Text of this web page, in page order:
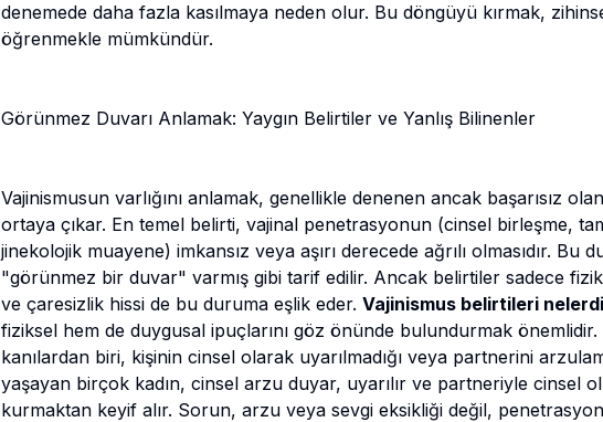
denemede daha fazla kasılmaya neden olur. Bu döngüyü kırmak,
öğrenmekle mümkündür.
Görünmez Duvarı Anlamak: Yaygın Belirtiler ve Yanlış Bilinenler
Vajinismusun varlığını anlamak, genellikle denenen ancak başarısız
ortaya çıkar. En temel belirti, vajinal penetrasyonun (cinsel birleşme,
jinekolojik muayene) imkansız veya aşırı derecede ağrılı olmasıdır. Bu
"görünmez bir duvar" varmış gibi tarif edilir. Ancak belirtiler sadece
ve çaresizlik hissi de bu duruma eşlik eder. Vajinismus belirtileri
fiziksel hem de duygusal ipuçlarını göz önünde bulundurmak
kanılardan biri, kişinin cinsel olarak uyarılmadığı veya partnerini
yaşayan birçok kadın, cinsel arzu duyar, uyarılır ve partneriyle cinsel
kurmaktan keyif alır. Sorun, arzu veya sevgi eksikliği değil,